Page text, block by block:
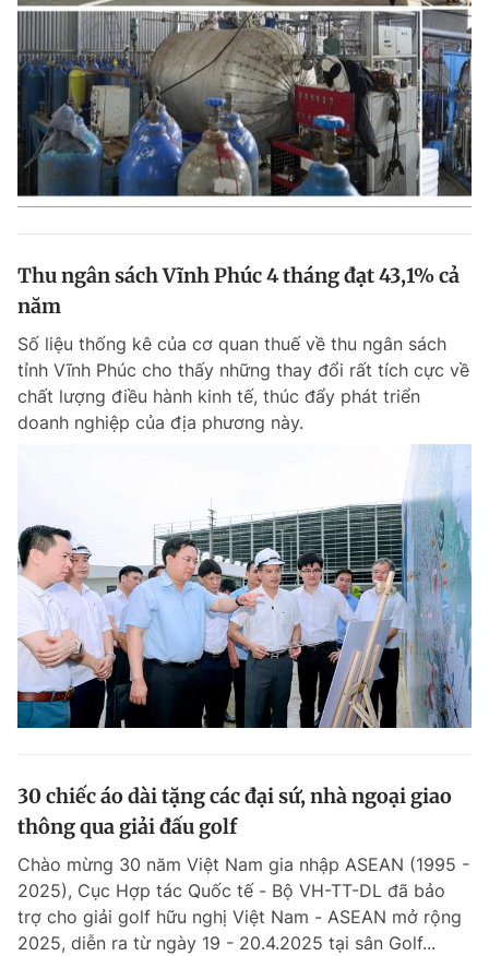
Giấy phép xuất bản số 110/GP - BTTTT cấp ngày 24.3.2020
© 2003-2026 Bản quyền thuộc về Báo Thanh Niên. Cấm sao chép
dưới mọi hình thức nếu không có sự chấp thuận bằng văn bản.
Phát triển bởi ePi Technologies, JSC.
Thu ngân sách Vĩnh Phúc 4 tháng đạt 43,1% cả
năm
Số liệu thống kê của cơ quan thuế về thu ngân sách
tỉnh Vĩnh Phúc cho thấy những thay đổi rất tích cực về
chất lượng điều hành kinh tế, thúc đẩy phát triển
doanh nghiệp của địa phương này.
30 chiếc áo dài tặng các đại sứ, nhà ngoại giao
thông qua giải đấu golf
Chào mừng 30 năm Việt Nam gia nhập ASEAN (1995 -
2025), Cục Hợp tác Quốc tế - Bộ VH-TT-DL đã bảo
trợ cho giải golf hữu nghị Việt Nam - ASEAN mở rộng
2025, diễn ra từ ngày 19 - 20.4.2025 tại sân Golf...